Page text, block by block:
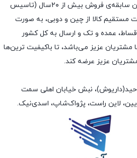
فروشگاه پژواک شاپ با داشتن سابقه‌ی فروش بیش از ۲۰سال (تاسیس
واردات مستقیم کالا از چین و دوبی، به صورت
عمده و تک و ارسال به کل کشور
عزیز می‌باشد، تا باکیفیت ترین‌ها
عزیز عرضه کند.
توحید(داریوش)، نبش خیابان اهلی سمت
لاین راست، پژواک‌شاپ، اسدی‌نیک.